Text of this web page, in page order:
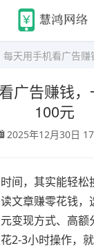
每天用手机看广告
广告赚钱
100元
2025年12月30日
间，其实能轻松
文章赚零花钱，
变现方式、高额
2-3小时操作，